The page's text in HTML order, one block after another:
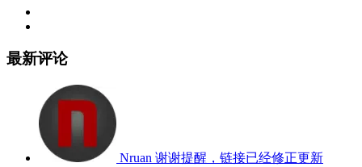
最新评论
Nruan 谢谢提醒，链接已经修正更新